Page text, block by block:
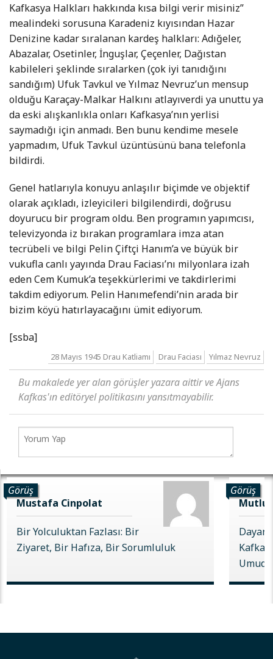
Kafkasya Halkları hakkında kısa bilgi verir misiniz”
mealindeki sorusuna Karadeniz kıyısından Hazar
Denizine kadar sıralanan kardeş halkları: Adığeler,
Abazalar, Osetinler, İnguşlar, Çeçenler, Dağıstan
kabileleri şeklinde sıralarken (çok iyi tanıdığını
sandığım) Ufuk Tavkul ve Yılmaz Nevruz’un mensup
olduğu Karaçay-Malkar Halkını atlayıverdi ya unuttu ya
da eski alışkanlıkla onları Kafkasya’nın yerlisi
saymadığı için anmadı. Ben bunu kendime mesele
yapmadım, Ufuk Tavkul üzüntüsünü bana telefonla
bildirdi.
Genel hatlarıyla konuyu anlaşılır biçimde ve objektif
olarak açıkladı, izleyicileri bilgilendirdi, doğrusu
doyurucu bir program oldu. Ben programın yapımcısı,
televizyonda iz bırakan programlara imza atan
tecrübeli ve bilgi Pelin Çiftçi Hanım’a ve büyük bir
vukufla canlı yayında Drau Faciası’nı milyonlara izah
eden Cem Kumuk’a teşekkürlerimi ve takdirlerimi
takdim ediyorum. Pelin Hanımefendi’nin arada bir
bizim köyü hatırlayacağını ümit ediyorum.
[ssba]
28 Mayıs 1945 Drau Katliamı Drau Faciası Yılmaz Nevruz
Bu makalede yer alan görüşler yazara aittir ve Ajans
Kafkas'ın editöryel politikasını yansıtmayabilir.
Görüş
Mustafa Cinpolat
Bir Yolculuktan Fazlası: Bir
Ziyaret, Bir Hafıza, Bir Sorumluluk
Görüş
Mutlu
Kafkas
Umudu